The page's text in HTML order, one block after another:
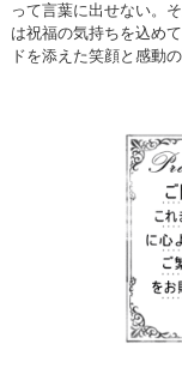
って言葉に出せない。
は祝福の気持ちを込め
ドを添えた笑顔と感動